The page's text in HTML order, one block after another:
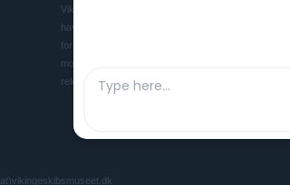
Vikingeskibsmuseet er Danmarks museum for
havet i oldtid og middelalder. Museet søger gennem
forskning og eksperimentel arkæologi at skabe et
moderne museum, der gør vores maritime
relevant for nutidens mennesker.